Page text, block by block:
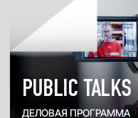
ФИЛЬМ ОТКРЫТИЯ
КАК МЫ СВЕТИМ ДРУГ ДРУГУ?
Пронзительный исповедальный
дебют опытного кинооператора